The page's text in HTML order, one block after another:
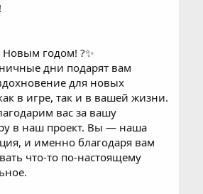
годом! ?✨
дни подарят вам
для новых
в игре, так и в вашей жизни.
вас за вашу
в наш проект. Вы — наша
и именно благодаря вам
что-то по-настоящему